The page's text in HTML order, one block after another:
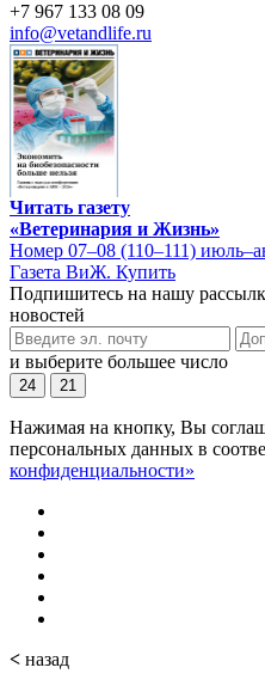
+7 967 133 08 09
info@vetandlife.ru
Читать газету
«Ветеринария и Жизнь»
Номер 07–08 (110–111)
Газета ВиЖ. Купить
Подпишитесь на нашу
новостей
и выберите большее число
24 21
Нажимая на кнопку, Вы
персональных данных в
конфиденциальности»
< назад